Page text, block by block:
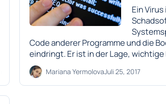
Ein
Code anderer Programme und die
eindringt. Er ist in der Lage, wichtige
Mariana YermolovaJuli 25, 2017